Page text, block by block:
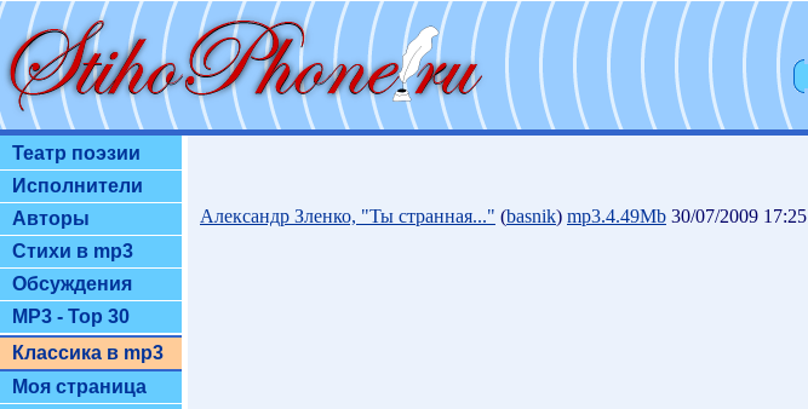
Театр поэзии
Исполнители
Авторы
Стихи в mp3
Обсуждения
MP3 - Top 30
Классика в mp3
Моя страница
Александр Зленко, "Ты странная..." (basnik) mp3.4.49Mb 30/07/2009 17:25